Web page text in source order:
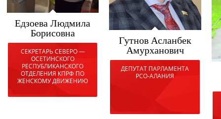
Едзоева Людмила
Борисовна
СЕКРЕТАРЬ СЕВЕРО —
ОСЕТИНСКОГО
РЕСПУБЛИКАНСКОГО
ОТДЕЛЕНИЯ КПРФ ПО
ЖЕНСКОМУ ДВИЖЕНИЮ
Гутнов Асланбек
Амурханович
ДЕПУТАТ ПАРЛАМЕНТА
РСО-АЛАНИЯ